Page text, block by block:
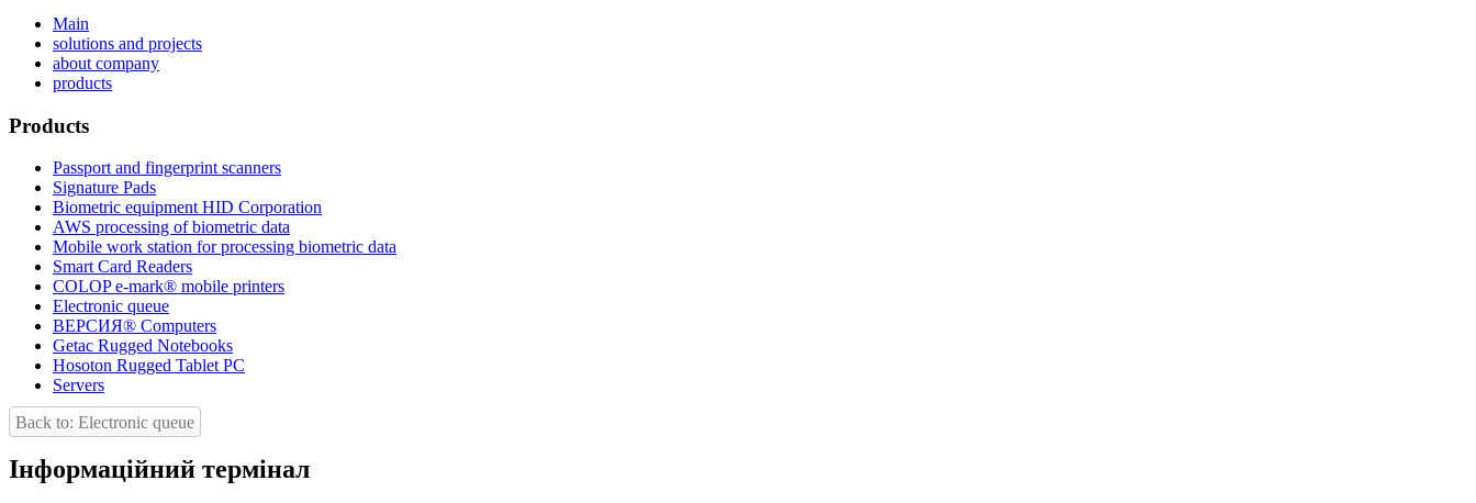
Main
solutions and projects
about company
products
Products
Passport and fingerprint scanners
Signature Pads
Biometric equipment HID Corporation
AWS processing of biometric data
Mobile work station for processing biometric data
Smart Card Readers
COLOP e-mark® mobile printers
Electronic queue
ВЕРСИЯ® Computers
Getac Rugged Notebooks
Hosoton Rugged Tablet PC
Servers
Back to: Electronic queue
Інформаційний термінал